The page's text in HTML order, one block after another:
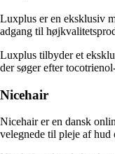
Luxplus er en eksklusiv
adgang til
Luxplus tilbyder et
der søger efter
Nicehair
Nicehair er en dansk
velegnede til pleje af hud